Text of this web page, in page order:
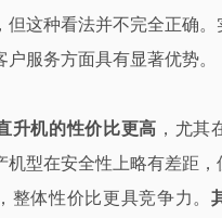
但这种看法并不完全正确
户服务方面具有显著优势。
升机的性价比更高 ，尤其
机型在安全性上略有差距
整体性价比更具竞争力。